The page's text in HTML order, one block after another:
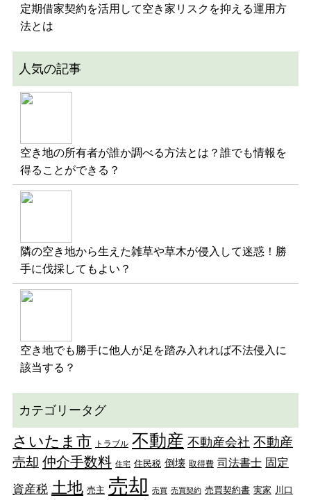
定期借家契約を活用して空き家リスクを抑える運用方
法とは
人気の記事
空き地の所有者が誰か調べる方法とは？誰でも情報を
得ることができる？
隣の空き地から生えた雑草や草木が侵入して迷惑！勝
手に伐採してもよい？
空き地でも勝手に他人が足を踏み入れれば不法侵入に
該当する？
カテゴリータグ
さいたま市 トラブル 不動産 不動産会社 不動産
売却 仲介手数料 住宅 住民税 倒壊 取得費 司法書士 固定
資産税 土地 売主 売却 売買 売買契約 売買契約書 実家 川口